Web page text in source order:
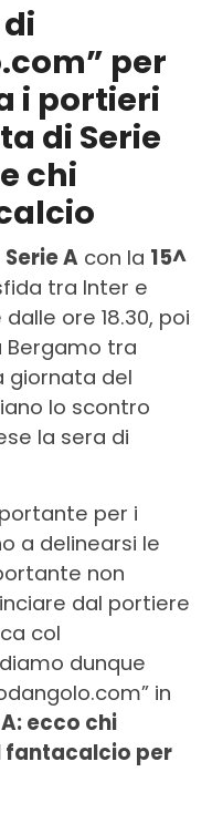
per
i portieri
di Serie
chi
Serie A con la 15^
tra Inter e
ore 18.30, poi
Bergamo tra
giornata del
lo scontro
la sera di
per i
a delinearsi le
non
dal portiere
col
dunque
in
ecco chi
fantacalcio per